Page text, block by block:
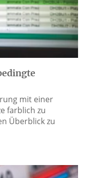
mit einer
farblich zu
Überblick zu